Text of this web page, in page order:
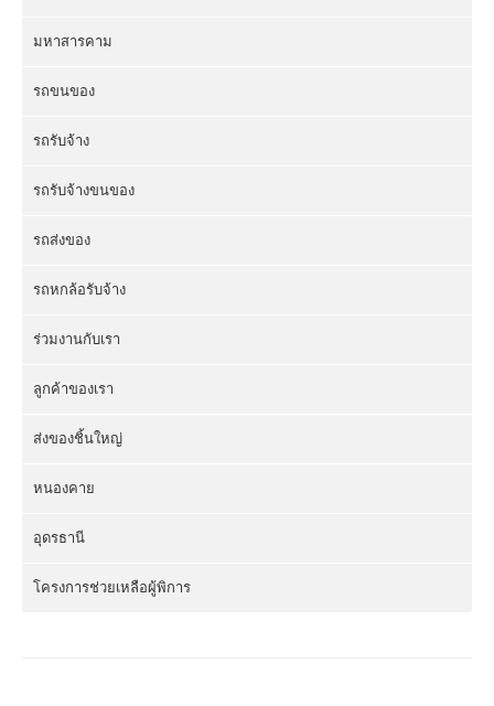
มหาสารคาม
รถขนของ
รถรับจ้าง
รถรับจ้างขนของ
รถส่งของ
รถหกล้อรับจ้าง
ร่วมงานกับเรา
ลูกค้าของเรา
ส่งของชิ้นใหญ่
หนองคาย
อุดรธานี
โครงการช่วยเหลือผู้พิการ